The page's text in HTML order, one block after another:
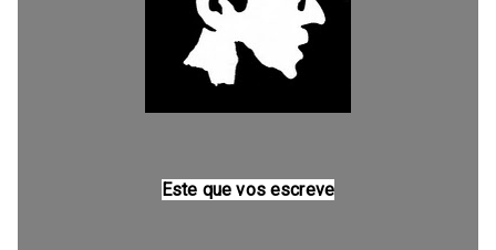
Este que vos escreve